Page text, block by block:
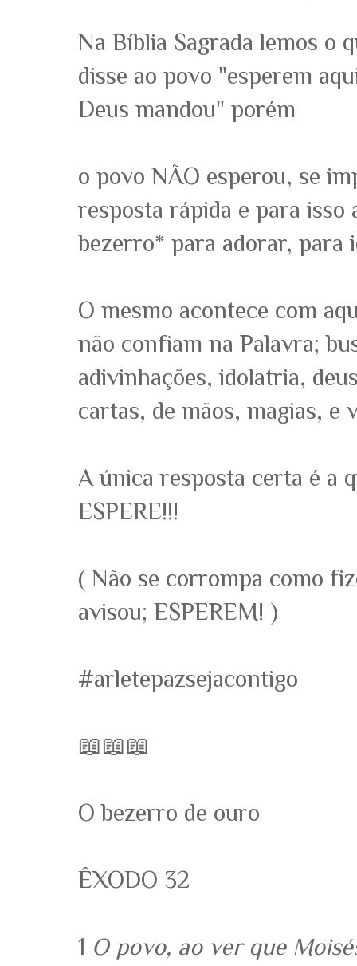
Na Bíblia Sagrada lemos o
disse ao povo "esperem
Deus mandou" porém
o povo NÃO esperou, se
resposta rápida e para
bezerro* para adorar, para
O mesmo acontece com
não confiam na Palavra;
adivinhações, idolatria,
cartas, de mãos, magias, e
A única resposta certa é a
ESPERE!!!
( Não se corrompa como
avisou; ESPEREM! )
#arletepazsejacontigo
📖📖📖
O bezerro de ouro
ÊXODO 32
1 O povo, ao ver que